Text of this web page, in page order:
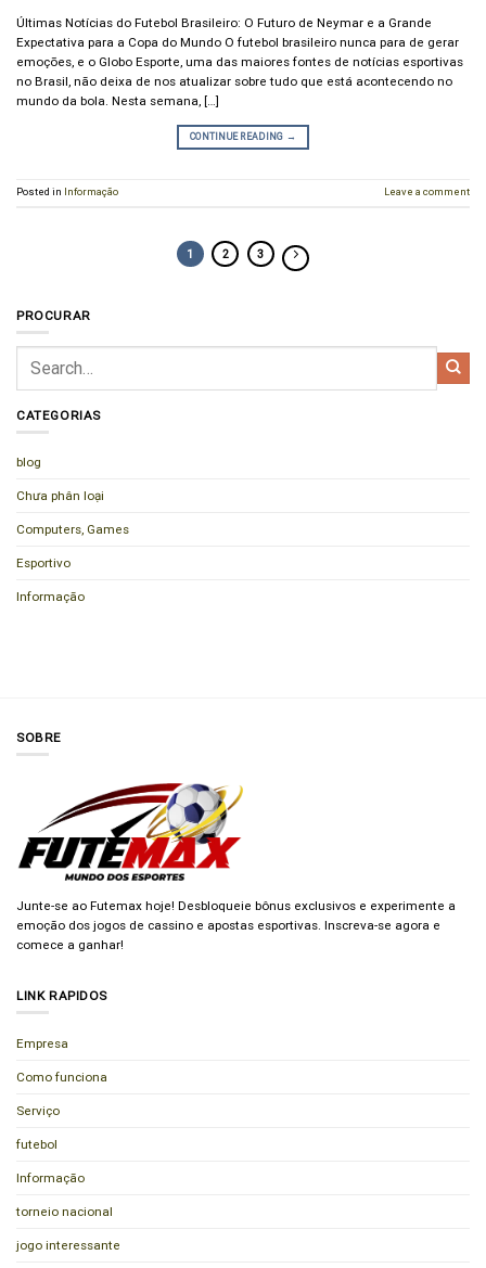
Últimas Notícias do Futebol Brasileiro: O Futuro de Neymar e a Grande
Expectativa para a Copa do Mundo O futebol brasileiro nunca para de gerar
emoções, e o Globo Esporte, uma das maiores fontes de notícias esportivas
no Brasil, não deixa de nos atualizar sobre tudo que está acontecendo no
mundo da bola. Nesta semana, […]
CONTINUE READING →
Posted in Informação Leave a comment
1 2 3
PROCURAR
CATEGORIAS
blog
Chưa phân loại
Computers, Games
Esportivo
Informação
SOBRE
Junte-se ao Futemax hoje! Desbloqueie bônus exclusivos e experimente a
emoção dos jogos de cassino e apostas esportivas. Inscreva-se agora e
comece a ganhar!
LINK RAPIDOS
Empresa
Como funciona
Serviço
futebol
Informação
torneio nacional
jogo interessante